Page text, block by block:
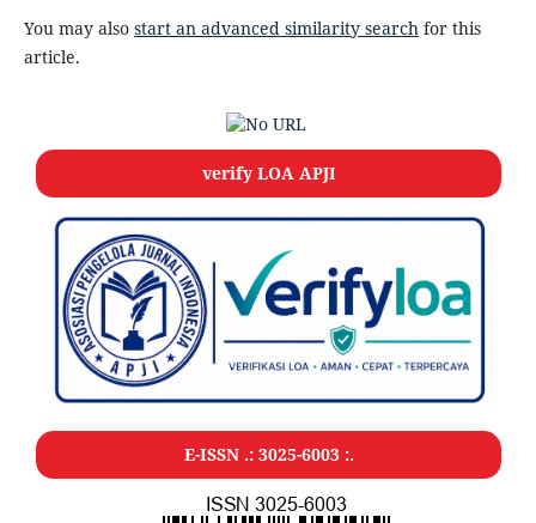
You may also start an advanced similarity searchfor this
article.
verify LOA APJI
E-ISSN .: 3025-6003 :.